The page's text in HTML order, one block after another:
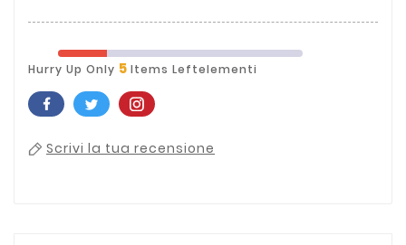
Hurry Up Only 5 Items Leftelementi
Scrivi la tua recensione